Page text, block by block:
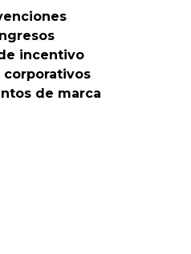
incentivo
corporativos
de marca